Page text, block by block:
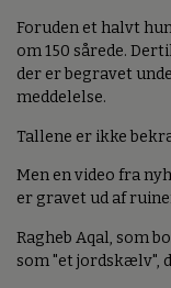
Foruden et halvt
om 150 sårede.
der er begravet
meddelelse.
Tallene er ikke
Men en video fra
er gravet ud af
Ragheb Aqal, som
som "et jordskælv",